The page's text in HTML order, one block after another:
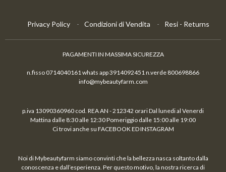
Privacy Policy Condizioni di Vendita Resi - Returns
PAGAMENTI IN MASSIMA SICUREZZA
n.fisso 0714040161 whats app 3914092451 n.verde 800698866
info@mybeautyfarm.com
p.iva 13090360960 cod. REA AN - 212342 orari Dal lunedi al Venerdi
Mattina dalle 8:30 alle 12:30 Pomeriggio dalle 15:00 alle 19:00
Ci trovi anche su FACEBOOK ED INSTAGRAM
Noi di Mybeautyfarm siamo convinti che la bellezza nasca soltanto dalla
conoscenza e dall’esperienza. Per questo motivo, la nostra ricerca di